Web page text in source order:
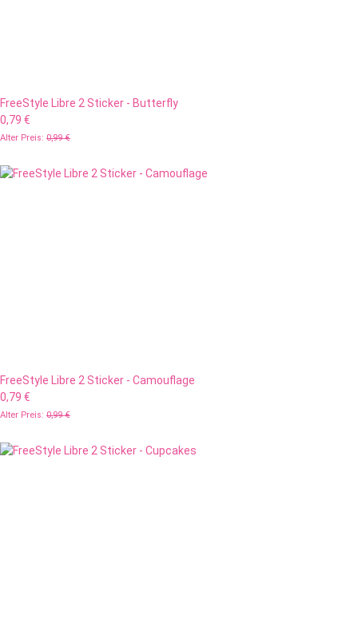
FreeStyle Libre 2 Sticker - Butterfly
0,79 €
Alter Preis: 0,99 €
FreeStyle Libre 2 Sticker - Camouflage
0,79 €
Alter Preis: 0,99 €